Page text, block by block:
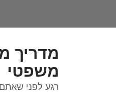
מדריך
משפטי
רגע לפני